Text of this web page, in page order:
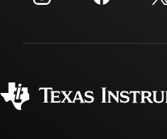
投資人關系
製造
myTI 帳戶常見問題解答
訂購 FAQ